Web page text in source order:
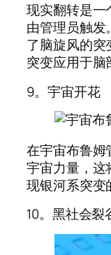
现实翻转是一
由管理员触发
了脑旋风的
突变应用于脑
9。宇宙开花
在宇宙布鲁姆
宇宙力量，这
现银河系突变
10。黑社会裂